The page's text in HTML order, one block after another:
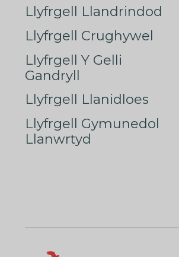
Llyfrgell Llandrindod
Llyfrgell Crughywel
Llyfrgell Y Gelli
Gandryll
Llyfrgell Llanidloes
Llyfrgell Gymunedol
Llanwrtyd